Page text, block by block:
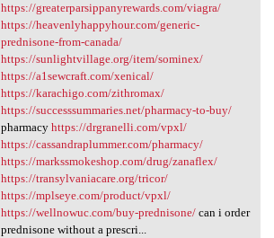
https://greaterparsippanyrewards.com/viagra/
https://heavenlyhappyhour.com/generic-
prednisone-from-canada/
https://sunlightvillage.org/item/sominex/
https://a1sewcraft.com/xenical/
https://karachigo.com/zithromax/
https://successsummaries.net/pharmacy-to-buy/
pharmacy https://drgranelli.com/vpxl/
https://cassandraplummer.com/pharmacy/
https://markssmokeshop.com/drug/zanaflex/
https://transylvaniacare.org/tricor/
https://mplseye.com/product/vpxl/
https://wellnowuc.com/buy-prednisone/can i order
prednisone without a prescri...